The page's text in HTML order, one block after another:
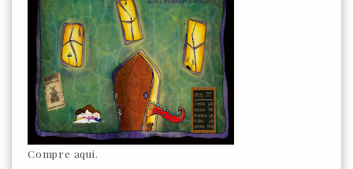
Compre aqui.